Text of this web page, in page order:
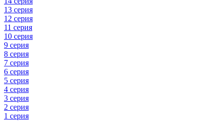
13 серия
12 серия
11 серия
10 серия
9 серия
8 серия
7 серия
6 серия
5 серия
4 серия
3 серия
2 серия
1 серия